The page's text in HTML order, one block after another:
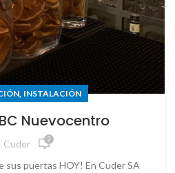
, INSTALACIÓN
Nuevocentro
Cuder 2
sus puertas HOY! En Cuder SA